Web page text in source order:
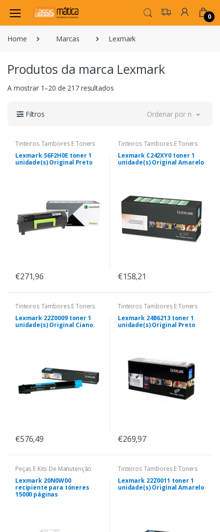
0
Home Marcas Lexmark
Produtos da marca Lexmark
A mostrar 1–20 de 217 resultados
Filtros Ordenar por novidade
Tinteiros Tambores E Toners
Lexmark 56F2H0E toner 1
unidade(s) Original Preto
€271,96
Tinteiros Tambores E Toners
Lexmark C242XY0 toner 1
unidade(s) Original Amarelo
€158,21
Tinteiros Tambores E Toners
Lexmark 22Z0009 toner 1
unidade(s) Original Ciano
€576,49
Tinteiros Tambores E Toners
Lexmark 24B6213 toner 1
unidade(s) Original Preto
€269,97
Peças E Kits De Manutenção
Lexmark 20N0W00
recipiente para tóneres
15000 páginas
Tinteiros Tambores E Toners
Lexmark 22Z0011 toner 1
unidade(s) Original Amarelo